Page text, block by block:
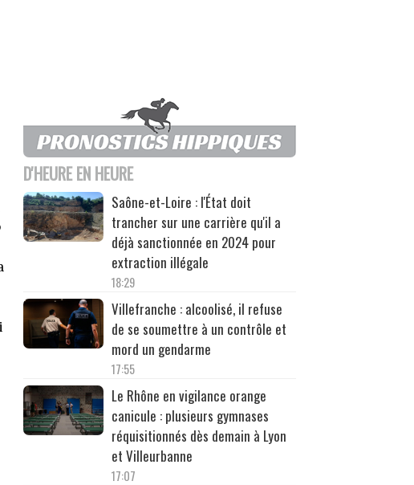
D'HEURE EN HEURE
Saône-et-Loire : l'État doit
trancher sur une carrière qu'il a
déjà sanctionnée en 2024 pour
extraction illégale
18:29
Villefranche : alcoolisé, il refuse
de se soumettre à un contrôle et
mord un gendarme
17:55
Le Rhône en vigilance orange
canicule : plusieurs gymnases
réquisitionnés dès demain à Lyon
et Villeurbanne
17:07